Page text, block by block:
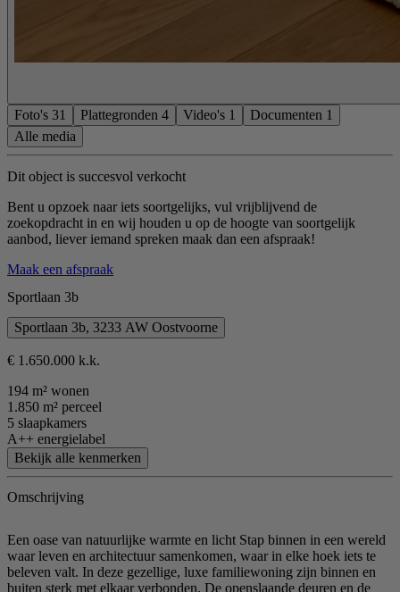
Foto's 31 Plattegronden 4 Video's 1 Documenten 1
Alle media
Dit object is succesvol verkocht
Bent u opzoek naar iets soortgelijks, vul vrijblijvend de
zoekopdracht in en wij houden u op de hoogte van soortgelijk
aanbod, liever iemand spreken maak dan een afspraak!
Maak een afspraak
Sportlaan 3b
Sportlaan 3b, 3233 AW Oostvoorne
€ 1.650.000 k.k.
194 m² wonen
1.850 m² perceel
5 slaapkamers
A++ energielabel
Bekijk alle kenmerken
Omschrijving
Een oase van natuurlijke warmte en licht Stap binnen in een wereld
waar leven en architectuur samenkomen, waar in elke hoek iets te
beleven valt. In deze gezellige, luxe familiewoning zijn binnen en
buiten sterk met elkaar verbonden. De openslaande deuren en de